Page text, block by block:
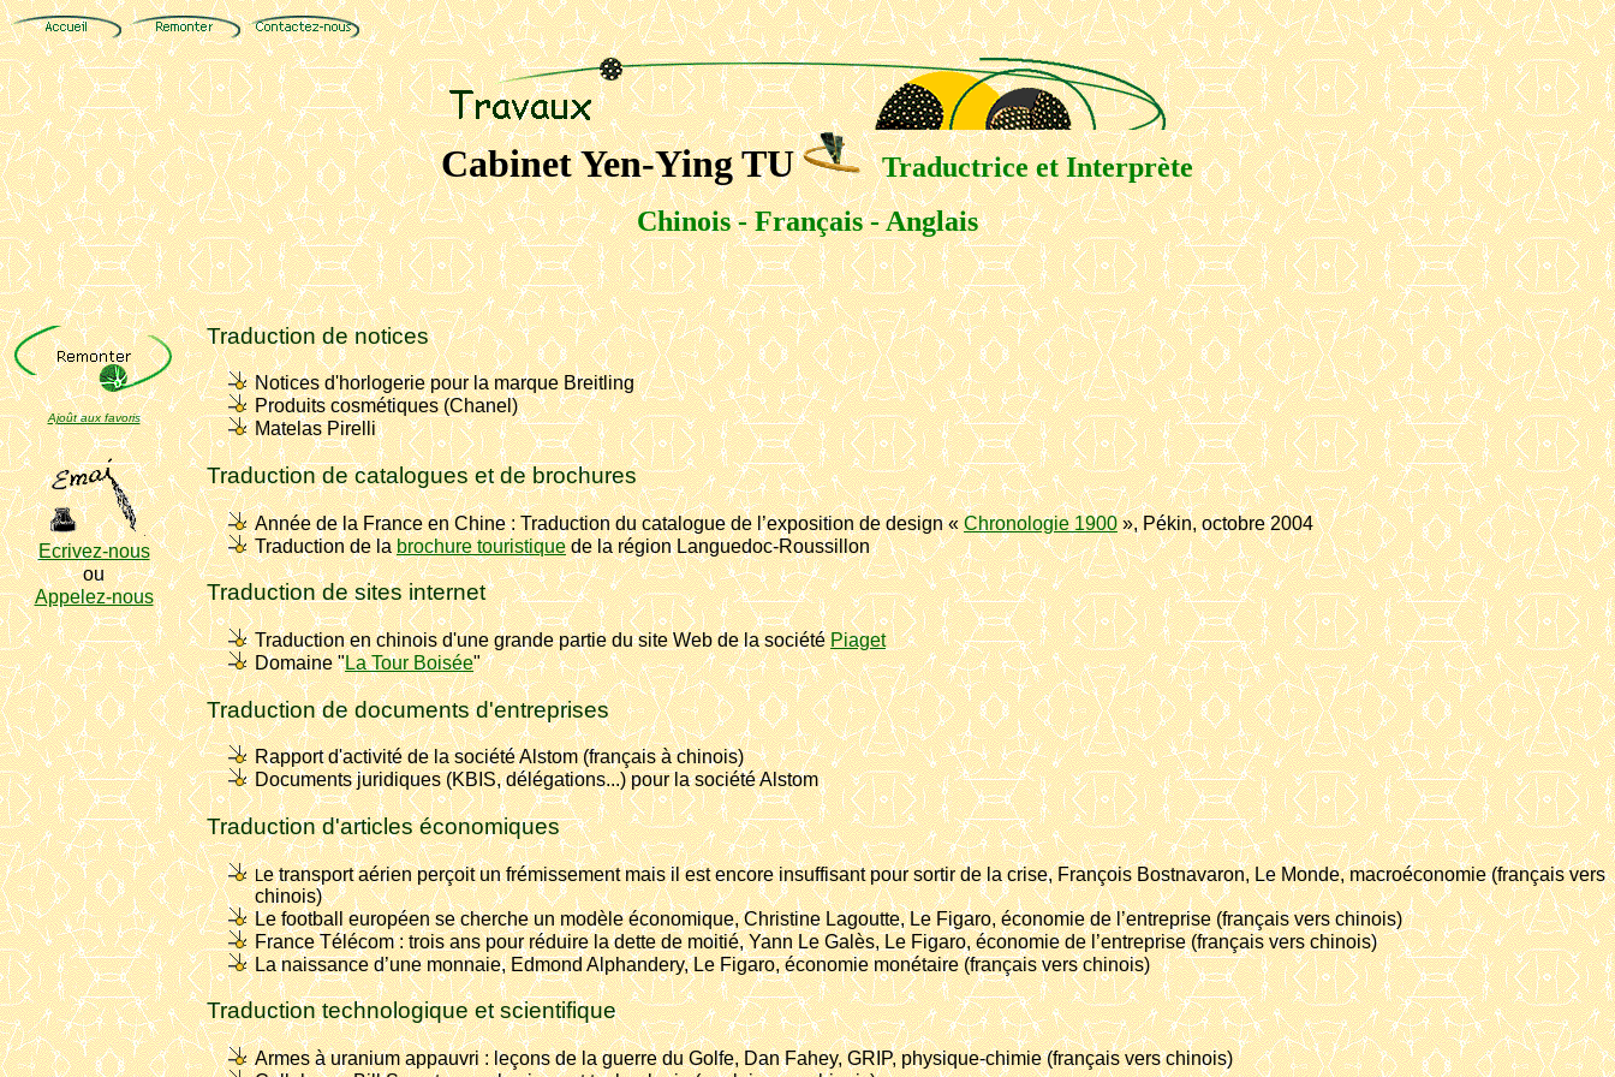
Cabinet Yen-Ying TU
Traductrice et Interprète
Chinois - Français - Anglais
Ajoût aux favoris
Ecrivez-nous
ou
Appelez-nous
Traduction de notices
Notices d'horlogerie pour la marque Breitling
Produits cosmétiques (Chanel)
Matelas Pirelli
Traduction de catalogues et de brochures
Année de la France en Chine : Traduction du catalogue de l’exposition de design «Chronologie 1900», Pékin, octobre 2004
Traduction de labrochure touristiquede la région Languedoc-Roussillon
Traduction de sites internet
Traduction en chinois d'une grande partie du site Web de la sociétéPiaget
Domaine "La Tour Boisée"
Traduction de documents d'entreprises
Rapport d'activité de la société Alstom (français à chinois)
Documents juridiques (KBIS, délégations...) pour la société Alstom
Traduction d'articles économiques
Le transport aérien perçoit un frémissement mais il est encore insuffisant pour sortir de la crise, François Bostnavaron, Le Monde, macroéconomie (français vers
chinois)
Le football européen se cherche un modèle économique, Christine Lagoutte, Le Figaro, économie de l’entreprise (français vers chinois)
France Télécom : trois ans pour réduire la dette de moitié, Yann Le Galès, Le Figaro, économie de l’entreprise (français vers chinois)
La naissance d’une monnaie, Edmond Alphandery, Le Figaro, économie monétaire (français vers chinois)
Traduction technologique et scientifique
Armes à uranium appauvri : leçons de la guerre du Golfe, Dan Fahey, GRIP, physique-chimie (français vers chinois)